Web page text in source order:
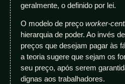
geralmente, o definido por lei.
O modelo de preço worker-
hierarquia de poder. Ao invés
preços que desejam pagar às
a teoria sugere que sejam os
seu preço, após serem
dignas aos trabalhadores.